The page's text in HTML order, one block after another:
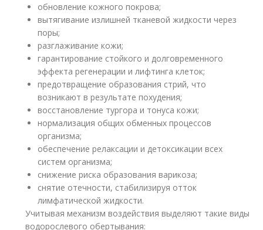
обновление кожного покрова;
вытягивание излишней тканевой жидкости через
поры;
разглаживание кожи;
гарантирование стойкого и долговременного
эффекта регенерации и лифтинга клеток;
предотвращение образования стрий, что
возникают в результате похудения;
восстановление тургора и тонуса кожи;
нормализация общих обменных процессов
организма;
обеспечение релаксации и детоксикации всех
систем организма;
снижение риска образования варикоза;
снятие отечности, стабилизируя отток
лимфатической жидкости.
Учитывая механизм воздействия выделяют такие виды
водорослевого обертывания: